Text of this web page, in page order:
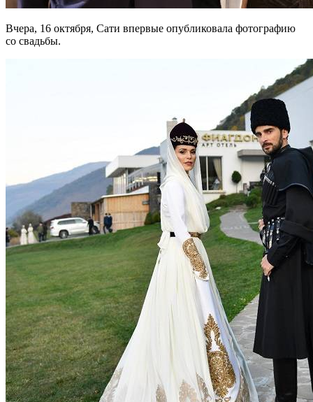
Вчера, 16 октября, Сати впервые опубликовала фотографию
со свадьбы.